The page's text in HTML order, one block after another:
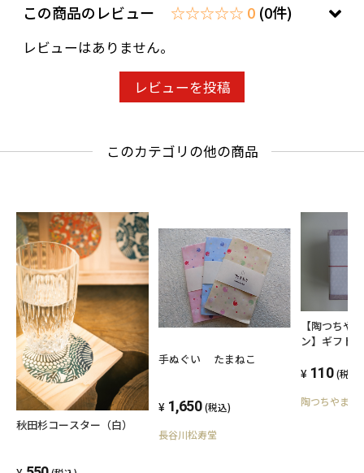
この商品のレビュー ☆☆☆☆☆ 0 (0件)
レビューはありません。
レビューを投稿
このカテゴリの他の商品
秋田杉コースター（白）
手ぬぐい たまねこ
1,650 (税込)
長谷川松寿堂
【陶つちや
ン】ギフト
110 (税込)
陶つちやま